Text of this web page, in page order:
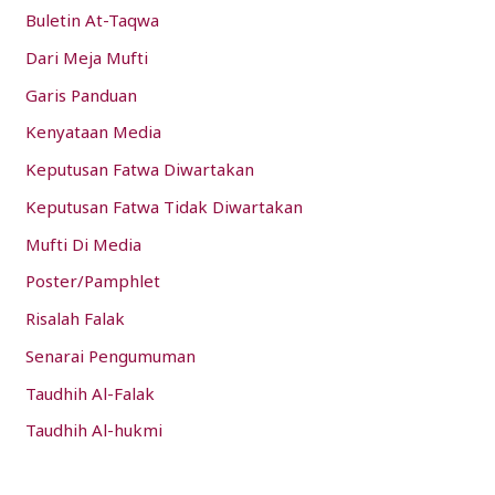
:Buletin At-Taqwa
Dari Meja Mufti
Garis Panduan
Kenyataan Media
Keputusan Fatwa Diwartakan
Keputusan Fatwa Tidak Diwartakan
Mufti Di Media
Poster/Pamphlet
Risalah Falak
Senarai Pengumuman
Taudhih Al-Falak
Taudhih Al-hukmi